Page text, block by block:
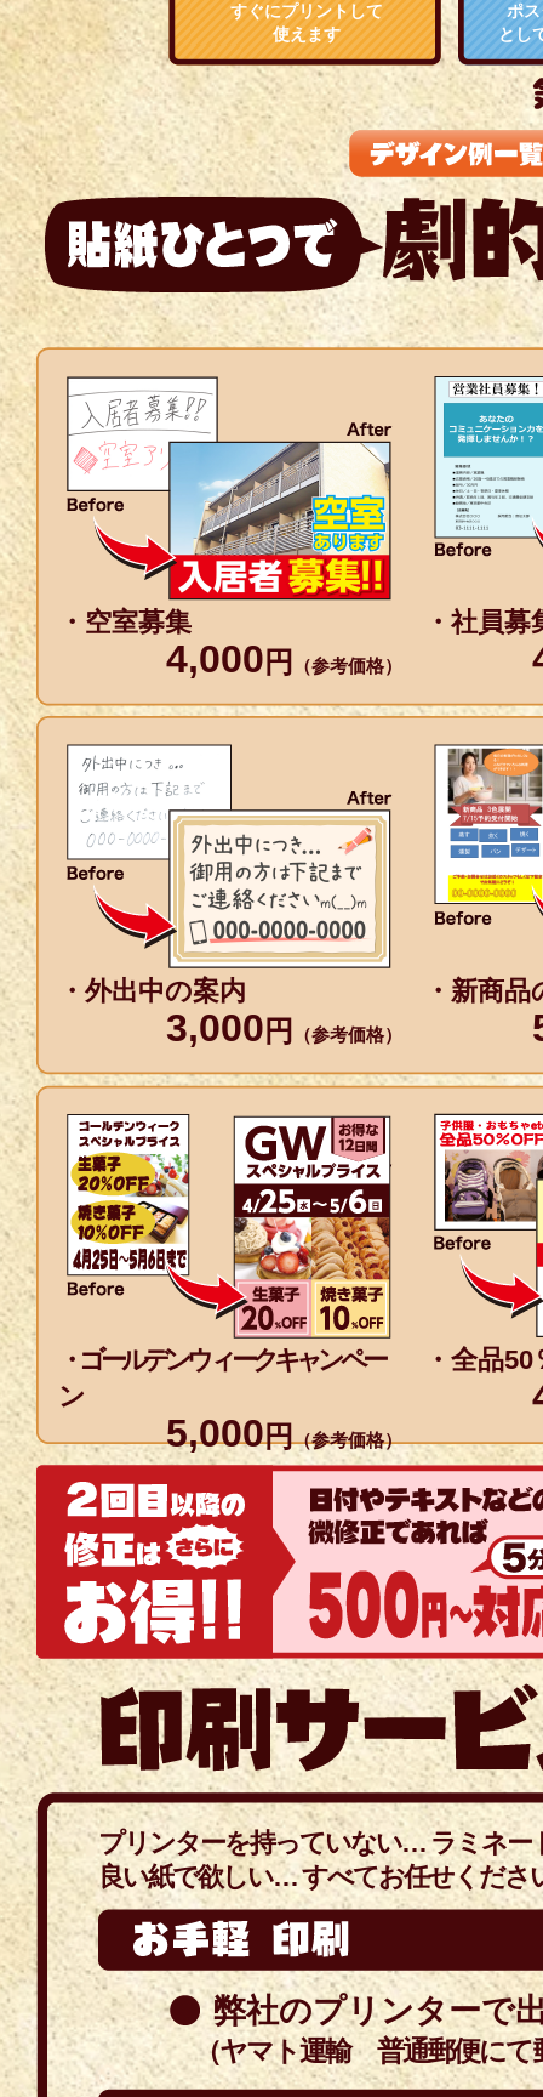
すぐにプリントして
使えます
ポ
とし
・空室募集
4,000 円 （参考価格）
・社員募
・外出中の案内
3,000 円 （参考価格）
・新商
・ゴールデンウィークキャンペー
ン
5,000円（参考価格）
・全品
プリンターを持っていない… ラミネ
良い紙で欲しい… すべてお任せくださ
弊社のプリンター
（ヤマト運輸 普通郵便にて